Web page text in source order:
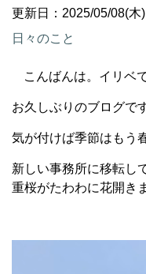
更新日：2025/05/08(木)
日々のこと
こんばんは。イリベ
お久しぶりのブログで
気が付けば季節はもう春
新しい事務所に移転し
重桜がたわわに花開き